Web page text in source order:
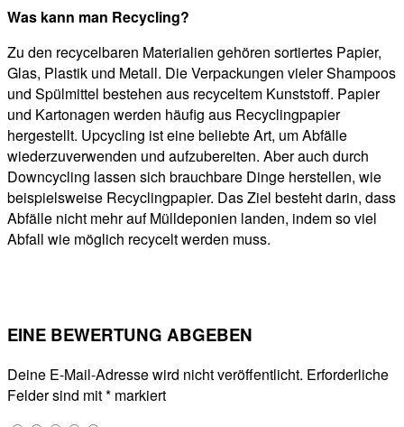
Was kann man Recycling?
Zu den recycelbaren Materialien gehören sortiertes Papier,
Glas, Plastik und Metall. Die Verpackungen vieler Shampoos
und Spülmittel bestehen aus recyceltem Kunststoff. Papier
und Kartonagen werden häufig aus Recyclingpapier
hergestellt. Upcycling ist eine beliebte Art, um Abfälle
wiederzuverwenden und aufzubereiten. Aber auch durch
Downcycling lassen sich brauchbare Dinge herstellen, wie
beispielsweise Recyclingpapier. Das Ziel besteht darin, dass
Abfälle nicht mehr auf Mülldeponien landen, indem so viel
Abfall wie möglich recycelt werden muss.
EINE BEWERTUNG ABGEBEN
Deine E-Mail-Adresse wird nicht veröffentlicht. Erforderliche
Felder sind mit* markiert